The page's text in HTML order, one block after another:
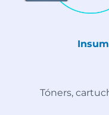
Tóners,